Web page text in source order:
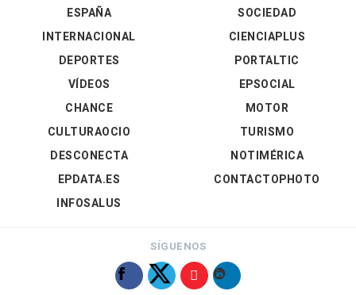
ESPAÑA
INTERNACIONAL
DEPORTES
VÍDEOS
SOCIEDAD
CIENCIAPLUS
PORTALTIC
EPSOCIAL
CHANCE
CULTURAOCIO
DESCONECTA
EPDATA.ES
INFOSALUS
MOTOR
TURISMO
NOTIMÉRICA
CONTACTOPHOTO
SÍGUENOS